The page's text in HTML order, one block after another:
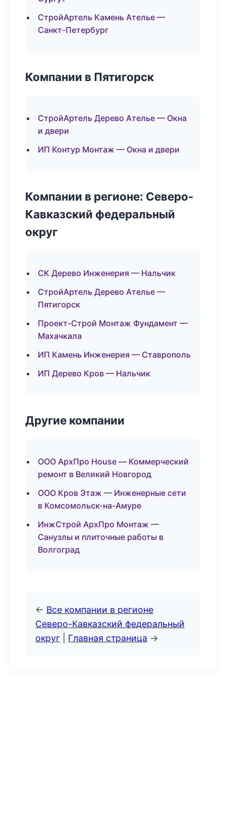
СтройАртель Камень Ателье —
Санкт-Петербург
Компании в Пятигорск
СтройАртель Дерево Ателье — Окна
и двери
ИП Контур Монтаж — Окна и двери
Компании в регионе: Северо-
Кавказский федеральный
округ
СК Дерево Инженерия — Нальчик
СтройАртель Дерево Ателье —
Пятигорск
Проект-Строй Монтаж Фундамент —
Махачкала
ИП Камень Инженерия — Ставрополь
ИП Дерево Кров — Нальчик
Другие компании
ООО АрхПро House — Коммерческий
ремонт в Великий Новгород
ООО Кров Этаж — Инженерные сети
в Комсомольск-на-Амуре
ИнжСтрой АрхПро Монтаж —
Санузлы и плиточные работы в
Волгоград
← Все компании в регионе
Северо-Кавказский федеральный
округ
Главная страница →